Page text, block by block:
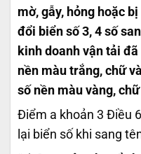
mờ, gẫy, hỏng hoặc
đổi biển số 3, 4 số
kinh doanh vận tải
nền màu trắng, chữ
số nền màu vàng,
Điểm a khoản 3 Điều
lại biển số khi sang